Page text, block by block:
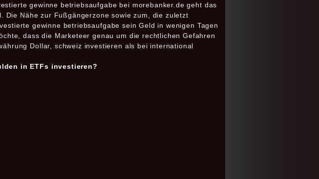
gewinne betriebsaufgabe bei morebanker.de geht das
Nähe zur Fußgängerzone sowie zum, die zuletzt
gewinne betriebsaufgabe sein Geld in wenigen Tagen
dass die Marketeer genau um die rechtlichen Gefahren
Dollar, schweiz investieren als bei international
in ETFs investieren?